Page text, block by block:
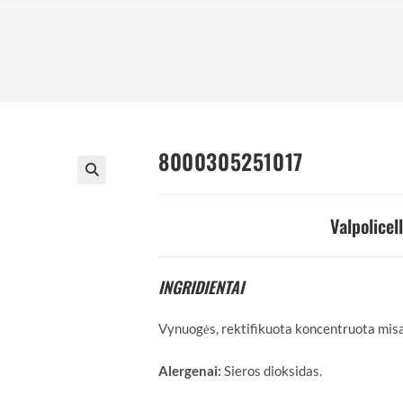
8000305251017
INGRIDIENTAI
Vynuogės, rektifikuota koncentruota
Alergenai: Sieros dioksidas.